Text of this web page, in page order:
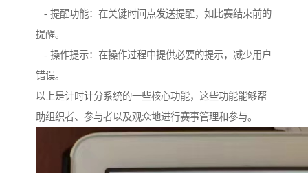
- 提醒功能：在关键时间点发送提醒，如比赛结束前的
提醒。
- 操作提示：在操作过程中提供必要的提示，减少用户
错误。
以上是计时计分系统的一些核心功能，这些功能能够帮
助组织者、参与者以及观众地进行赛事管理和参与。